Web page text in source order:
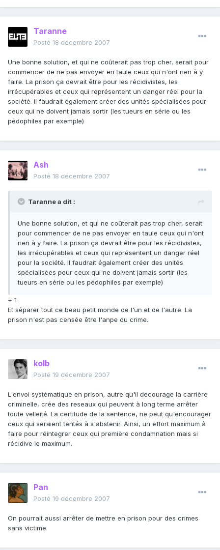
Taranne
Posté 18 décembre 2007
Une bonne solution, et qui ne coûterait pas trop cher, serait pour
commencer de ne pas envoyer en taule ceux qui n'ont rien à y
faire. La prison ça devrait être pour les récidivistes, les
irrécupérables et ceux qui représentent un danger réel pour la
société. Il faudrait également créer des unités spécialisées pour
ceux qui ne doivent jamais sortir (les tueurs en série ou les
pédophiles par exemple)
Ash
Posté 18 décembre 2007
Taranne a dit :
Une bonne solution, et qui ne coûterait pas trop cher, serait
pour commencer de ne pas envoyer en taule ceux qui n'ont
rien à y faire. La prison ça devrait être pour les récidivistes,
les irrécupérables et ceux qui représentent un danger réel
pour la société. Il faudrait également créer des unités
spécialisées pour ceux qui ne doivent jamais sortir (les
tueurs en série ou les pédophiles par exemple)
+ 1
Et séparer tout ce beau petit monde de l'un et de l'autre. La
prison n'est pas censée être l'anpe du crime.
kolb
Posté 19 décembre 2007
L'envoi systématique en prison, autre qu'il decourage la carrière
criminelle, crée des reseaux qui peuvent à long terme arrêter
toute velleité. La certitude de la sentence, ne peut qu'encourager
ceux qui seraient tentés à s'abstenir. Ainsi, un effort maximum à
faire pour réintegrer ceux qui première condamnation mais si
récidive le maximum.
Pan
Posté 19 décembre 2007
On pourrait aussi arrêter de mettre en prison pour des crimes
sans victime.